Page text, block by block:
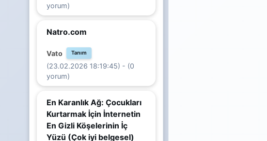
yorum)
Natro.com
Vato Tanım
(23.02.2026 18:19:45) - (0
yorum)
En Karanlık Ağ: Çocukları
Kurtarmak İçin İnternetin
En Gizli Köşelerinin İç
Yüzü (Çok iyi belgesel)